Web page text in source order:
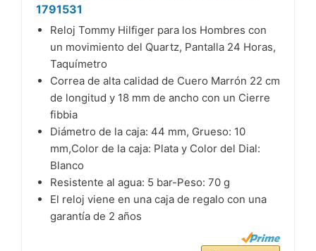
1791531
Reloj Tommy Hilfiger para los Hombres con
un movimiento del Quartz, Pantalla 24 Horas,
Taquímetro
Correa de alta calidad de Cuero Marrón 22 cm
de longitud y 18 mm de ancho con un Cierre
fibbia
Diámetro de la caja: 44 mm, Grueso: 10
mm,Color de la caja: Plata y Color del Dial:
Blanco
Resistente al agua: 5 bar-Peso: 70 g
El reloj viene en una caja de regalo con una
garantía de 2 años